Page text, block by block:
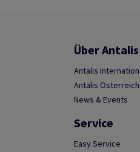
Über Antalis
Antalis
Antalis Österreich
News & Events
Service
Easy Service